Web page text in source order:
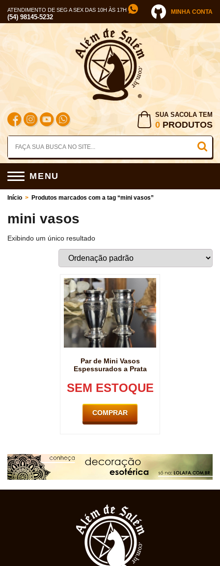
ATENDIMENTO DE SEG A SEX DAS 10H ÀS 17H
(54) 98145-5232
MINHA CONTA
SUA SACOLA TEM
0 PRODUTOS
MENU
Início > Produtos marcados com a tag “mini vasos”
mini vasos
Exibindo um único resultado
Par de Mini Vasos
Espessurados a Prata
SEM ESTOQUE
COMPRAR